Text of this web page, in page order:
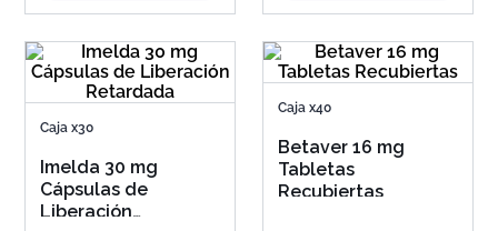
Caja x30
Imelda 30 mg
Cápsulas de
Liberación
Caja x40
Betaver 16 mg
Tabletas
Recubiertas